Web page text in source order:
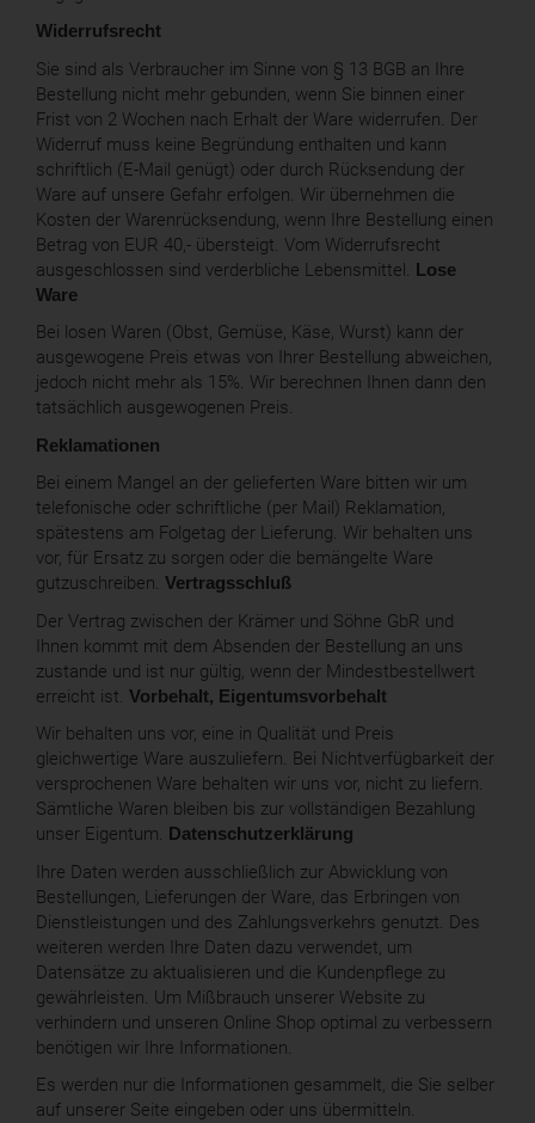
Widerrufsrecht
Sie sind als Verbraucher im Sinne von § 13 BGB an Ihre
Bestellung nicht mehr gebunden, wenn Sie binnen einer
Frist von 2 Wochen nach Erhalt der Ware widerrufen. Der
Widerruf muss keine Begründung enthalten und kann
schriftlich (E-Mail genügt) oder durch Rücksendung der
Ware auf unsere Gefahr erfolgen. Wir übernehmen die
Kosten der Warenrücksendung, wenn Ihre Bestellung einen
Betrag von EUR 40,- übersteigt. Vom Widerrufsrecht
ausgeschlossen sind verderbliche Lebensmittel. Lose
Ware
Bei losen Waren (Obst, Gemüse, Käse, Wurst) kann der
ausgewogene Preis etwas von Ihrer Bestellung abweichen,
jedoch nicht mehr als 15%. Wir berechnen Ihnen dann den
tatsächlich ausgewogenen Preis.
Reklamationen
Bei einem Mangel an der gelieferten Ware bitten wir um
telefonische oder schriftliche (per Mail) Reklamation,
spätestens am Folgetag der Lieferung. Wir behalten uns
vor, für Ersatz zu sorgen oder die bemängelte Ware
gutzuschreiben. Vertragsschluß
Der Vertrag zwischen der Krämer und Söhne GbR und
Ihnen kommt mit dem Absenden der Bestellung an uns
zustande und ist nur gültig, wenn der Mindestbestellwert
erreicht ist. Vorbehalt, Eigentumsvorbehalt
Wir behalten uns vor, eine in Qualität und Preis
gleichwertige Ware auszuliefern. Bei Nichtverfügbarkeit der
versprochenen Ware behalten wir uns vor, nicht zu liefern.
Sämtliche Waren bleiben bis zur vollständigen Bezahlung
unser Eigentum. Datenschutzerklärung
Ihre Daten werden ausschließlich zur Abwicklung von
Bestellungen, Lieferungen der Ware, das Erbringen von
Dienstleistungen und des Zahlungsverkehrs genutzt. Des
weiteren werden Ihre Daten dazu verwendet, um
Datensätze zu aktualisieren und die Kundenpflege zu
gewährleisten. Um Mißbrauch unserer Website zu
verhindern und unseren Online Shop optimal zu verbessern
benötigen wir Ihre Informationen.
Es werden nur die Informationen gesammelt, die Sie selber
auf unserer Seite eingeben oder uns übermitteln.